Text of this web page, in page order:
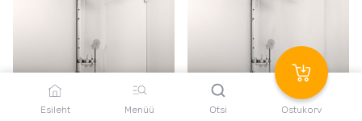
Esileht Menüü Otsi Ostukorv